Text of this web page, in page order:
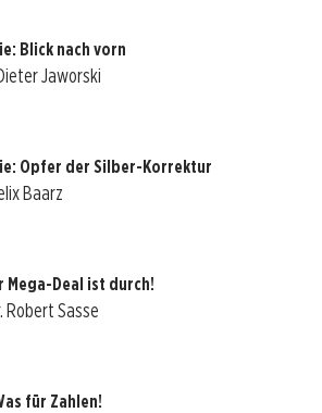
Blick nach vorn
Jaworski
Opfer der Silber-Korrektur
Baarz
Mega-Deal ist durch!
Robert Sasse
für Zahlen!